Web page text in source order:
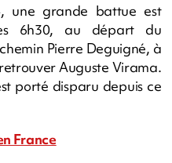
une grande battue est
6h30, au départ du
Pierre Deguigné, à
Auguste Virama.
porté disparu depuis ce
France